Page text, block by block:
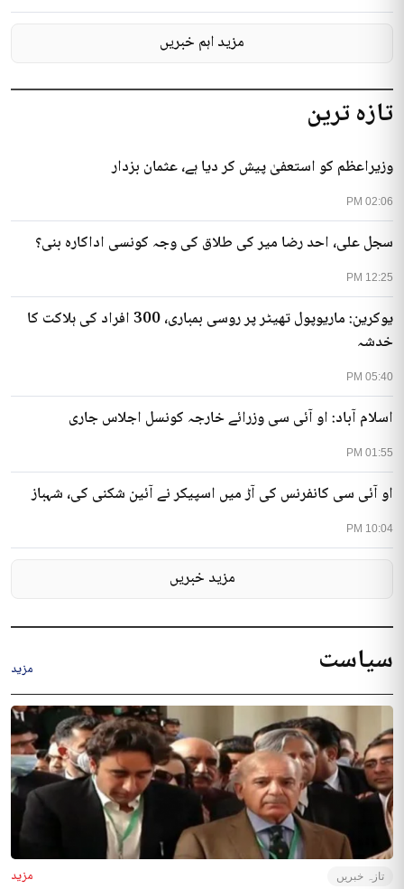
تازہ ترین
02:06 PM
وزیراعظم کو استعفیٰ پیش کر دیا ہے، عثمان بزدار
12:25 PM
سجل علی، احد رضا میر کی طلاق کی وجہ کونسی اداکارہ بنی؟
05:40 PM
یوکرین: ماریوپول تھیٹر پر روسی بمباری، 300 افراد کی ہلاکت کا
خدشہ
01:55 PM
اسلام آباد: او آئی سی وزرائے خارجہ کونسل اجلاس جاری
10:04 PM
او آئی سی کانفرنس کی آڑ میں اسپیکر نے آئین شکنی کی، شہباز
مزید خبریں
مزید اہم خبریں
سیاست مزید
تازہ خبریں مزید